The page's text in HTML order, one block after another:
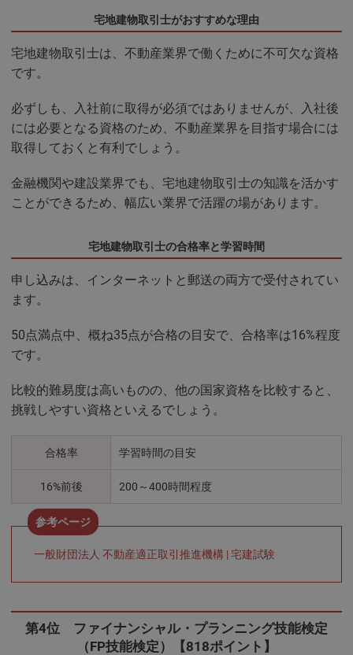
宅地建物取引士がおすすめな理由
宅地建物取引士は、不動産業界で働くために不可欠な資格
です。
必ずしも、入社前に取得が必須ではありませんが、入社後
には必要となる資格のため、不動産業界を目指す場合には
取得しておくと有利でしょう。
金融機関や建設業界でも、宅地建物取引士の知識を活かす
ことができるため、幅広い業界で活躍の場があります。
宅地建物取引士の合格率と学習時間
申し込みは、インターネットと郵送の両方で受付されてい
ます。
50点満点中、概ね35点が合格の目安で、合格率は16%程度
です。
比較的難易度は高いものの、他の国家資格を比較すると、
挑戦しやすい資格といえるでしょう。
合格率 学習時間の目安
16%前後 200～400時間程度
一般財団法人 不動産適正取引推進機構 | 宅建試験
第4位 ファイナンシャル・プランニング技能検定
（FP技能検定）【818ポイント】